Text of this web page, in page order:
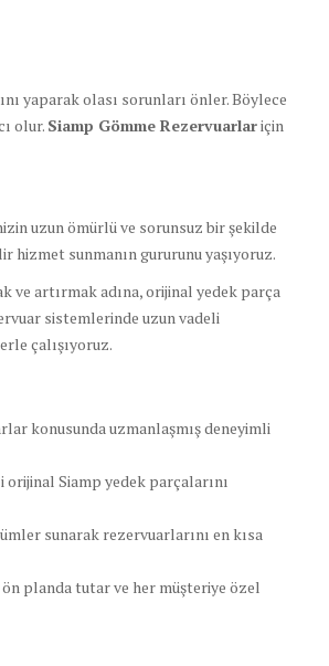
yaparak olası sorunları önler. Böylece
olur. Siamp Gömme Rezervuarlariçin
uzun ömürlü ve sorunsuz bir şekilde
hizmet sunmanın gururunu yaşıyoruz.
ve artırmak adına, orijinal yedek parça
sistemlerinde uzun vadeli
çalışıyoruz.
konusunda uzmanlaşmış deneyimli
Siamp yedek parçalarını
sunarak rezervuarlarını en kısa
planda tutar ve her müşteriye özel